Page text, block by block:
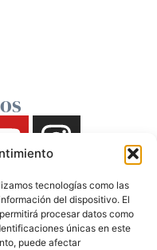
tecnologías como las
del dispositivo. El
procesar datos como
únicas en este
puede afectar